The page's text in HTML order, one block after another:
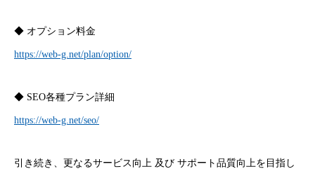
◆ オプション料金
https://web-g.net/plan/option/
◆ SEO各種プラン詳細
https://web-g.net/seo/
引き続き、更なるサービス向上 及び サポート品質向上を目指し